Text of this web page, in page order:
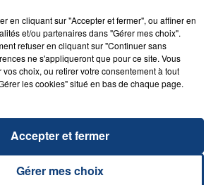
DEVANT SE FAIRE
plainte contre la clinique qui a
et présenté ses
en cliquant sur "Accepter et fermer", ou affiner en
et/ou partenaires dans "Gérer mes choix".
refuser en cliquant sur "Continuer sans
ne s'appliqueront que pour ce site. Vous
choix, ou retirer votre consentement à tout
les cookies" situé en bas de chaque page.
Gérer mes choix
Accepter et fermer